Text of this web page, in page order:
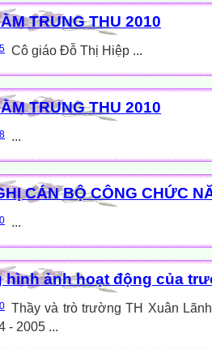
TRUNG THU 2010
Cô giáo Đỗ Thị Hiệp ...
TRUNG THU 2010
...
CÁN BỘ CÔNG CHỨC
...
hình ảnh hoạt động của
Thầy và trò trường TH Xuân
- 2005 ...